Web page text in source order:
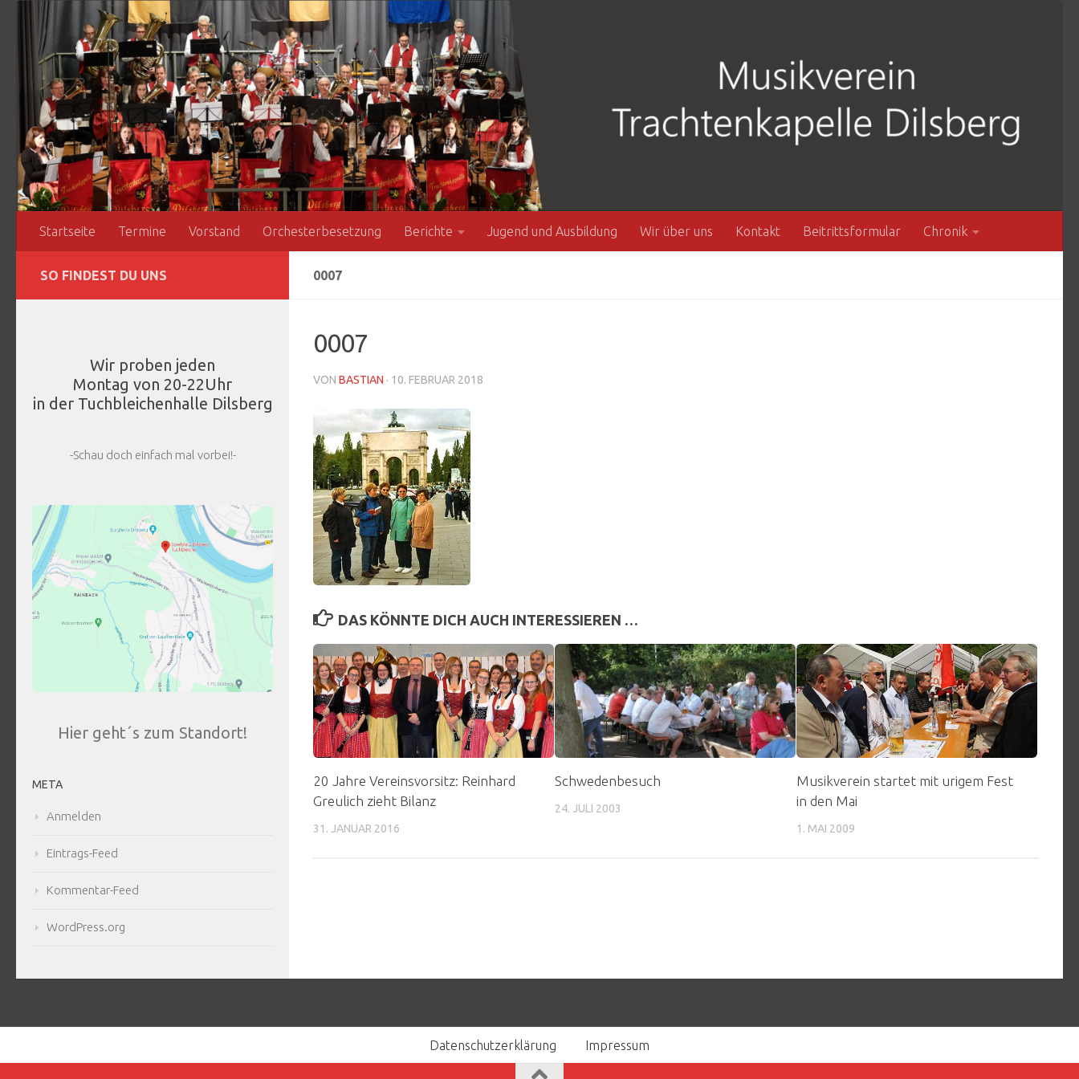
Zum Inhalt springen
Startseite Termine Vorstand Orchesterbesetzung Berichte Jugend und Ausbildung Wir über uns Kontakt Beitrittsformular Chronik
0007
0007
VON BASTIAN · 10. FEBRUAR 2018
DAS KÖNNTE DICH AUCH INTERESSIEREN …
20 Jahre Vereinsvorsitz: Reinhard
Greulich zieht Bilanz
31. JANUAR 2016
Schwedenbesuch
24. JULI 2003
Musikverein startet mit urigem Fest
in den Mai
1. MAI 2009
SO FINDEST DU UNS
Wir proben jeden
Montag von 20-22Uhr
in der Tuchbleichenhalle Dilsberg
-Schau doch einfach mal vorbei!-
Hier geht´s zum Standort!
META
Anmelden
Eintrags-Feed
Kommentar-Feed
WordPress.org
Datenschutzerklärung Impressum